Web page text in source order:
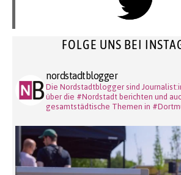
FOLGE UNS BEI
nordstadtblogger
Die Nordstadtblogger sind
über die #Nordstadt berichten und
gesamtstädtische Themen in